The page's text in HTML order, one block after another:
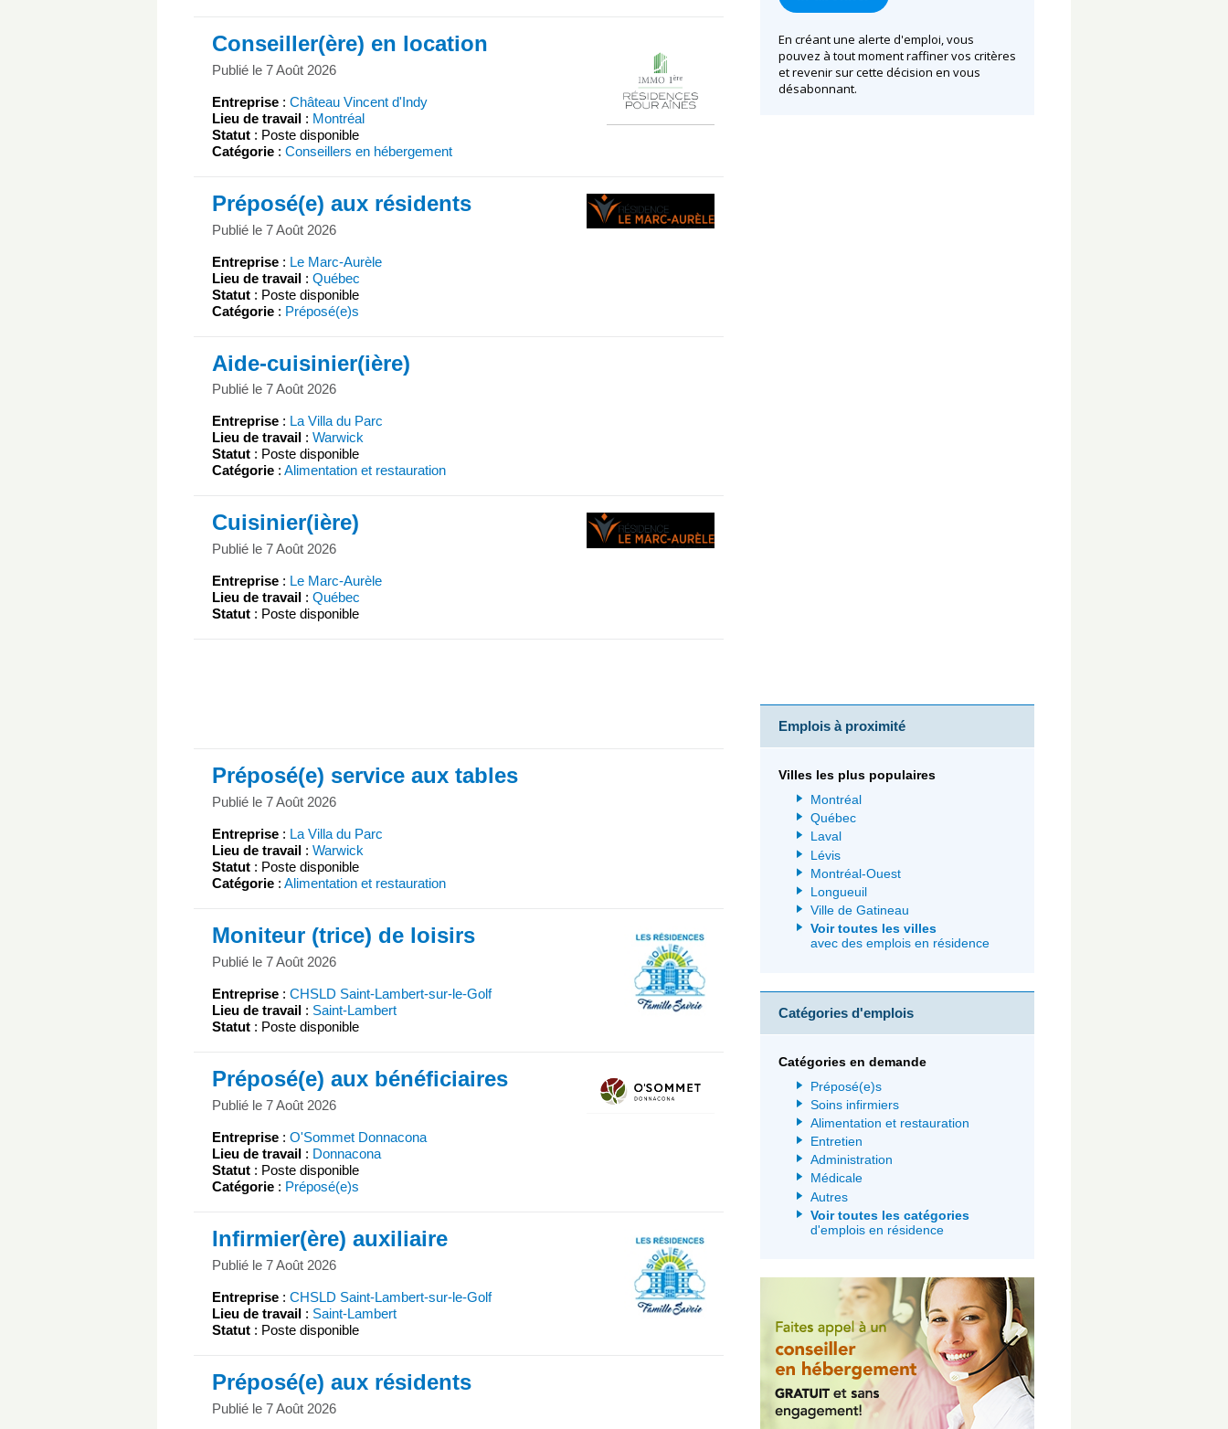
Conseiller(ère) en location
Publié le 7 Août 2026
Entreprise : Château Vincent d'Indy
Lieu de travail : Montréal
Statut : Poste disponible
Catégorie : Conseillers en hébergement
Préposé(e) aux résidents
Publié le 7 Août 2026
Entreprise : Le Marc-Aurèle
Lieu de travail : Québec
Statut : Poste disponible
Catégorie : Préposé(e)s
Aide-cuisinier(ière)
Publié le 7 Août 2026
Entreprise : La Villa du Parc
Lieu de travail : Warwick
Statut : Poste disponible
Catégorie : Alimentation et restauration
Cuisinier(ière)
Publié le 7 Août 2026
Entreprise : Le Marc-Aurèle
Lieu de travail : Québec
Statut : Poste disponible
Préposé(e) service aux tables
Publié le 7 Août 2026
Entreprise : La Villa du Parc
Lieu de travail : Warwick
Statut : Poste disponible
Catégorie : Alimentation et restauration
Moniteur (trice) de loisirs
Publié le 7 Août 2026
Entreprise : CHSLD Saint-Lambert-sur-le-Golf
Lieu de travail : Saint-Lambert
Statut : Poste disponible
Préposé(e) aux bénéficiaires
Publié le 7 Août 2026
Entreprise : O'Sommet Donnacona
Lieu de travail : Donnacona
Statut : Poste disponible
Catégorie : Préposé(e)s
Infirmier(ère) auxiliaire
Publié le 7 Août 2026
Entreprise : CHSLD Saint-Lambert-sur-le-Golf
Lieu de travail : Saint-Lambert
Statut : Poste disponible
Préposé(e) aux résidents
Publié le 7 Août 2026
En créant une alerte d'emploi, vous
pouvez à tout moment raffiner vos critères
et revenir sur cette décision en vous
désabonnant.
Emplois à proximité
Villes les plus populaires
Montréal
Québec
Laval
Lévis
Montréal-Ouest
Longueuil
Ville de Gatineau
Voir toutes les villes
avec des emplois en résidence
Catégories d'emplois
Catégories en demande
Préposé(e)s
Soins infirmiers
Alimentation et restauration
Entretien
Administration
Médicale
Autres
Voir toutes les catégories
d'emplois en résidence